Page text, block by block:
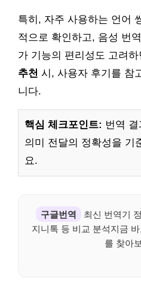
특히, 자주 사용하는 언어
적으로 확인하고, 음성 번
가 기능의 편리성도 고려
추천 시, 사용자 후기를 참
니다.
핵심 체크포인트: 번역
의미 전달의 정확성을 기
요.
구글번역
최신 번역기
지니톡 등 비교 분석지금
를 찾아